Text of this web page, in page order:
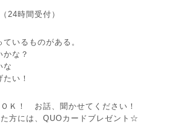
（24時間受付）
いるものがある。
な？
な
い！
ＯＫ！ お話、聞かせてください！
方には、QUOカードブレゼント☆